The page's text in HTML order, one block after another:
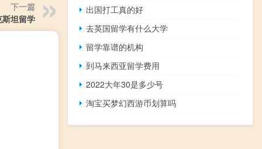
下一篇
坦留学
出国打工真的好
去英国留学有什么大学
留学靠谱的机构
到马来西亚留学费用
2022大年30是多少号
淘宝买梦幻西游币划算吗